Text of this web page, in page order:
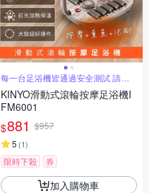
每一台足浴機皆通過安全測試 請安
心使用
KINYO滑動式滾輪按摩足浴機I
FM6001
$881 $957
5 (1)
限時下殺 券
加入購物車